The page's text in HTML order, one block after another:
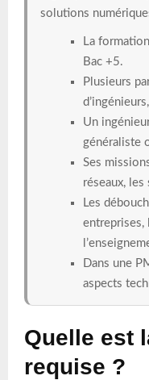
solutions
La
Bac +5.
Plusieurs
Un
généraliste
Ses
réseaux, les
Les
entreprises,
Dans une
aspects
Quelle est
requise ?